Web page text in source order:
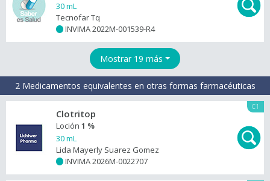
30 mL
Tecnofar Tq
INVIMA 2022M-001539-R4
Mostrar 19 más
2 Medicamentos equivalentes en otras formas farmacéuticas
C1
Clotritop
Loción 1 %
30 mL
Lida Mayerly Suarez Gomez
INVIMA 2026M-0022707